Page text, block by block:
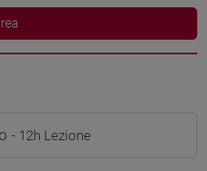
- 12h Lezione